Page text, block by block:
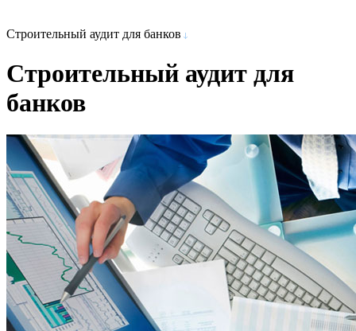
Строительный аудит для банков
Строительный аудит для
банков